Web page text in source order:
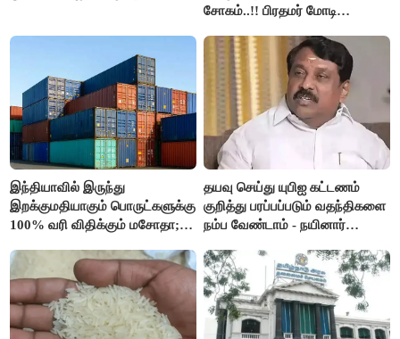
சோகம்..!! பிரதமர் மோடி
இந்தியாவில் இருந்து
இறக்குமதியாகும் பொருட்களுக்கு
100% வரி விதிக்கும் மசோதா;
தயவு செய்து யுபிஐ கட்டணம்
குறித்து பரப்பப்படும் வதந்திகளை
நம்ப வேண்டாம் - நயினார்